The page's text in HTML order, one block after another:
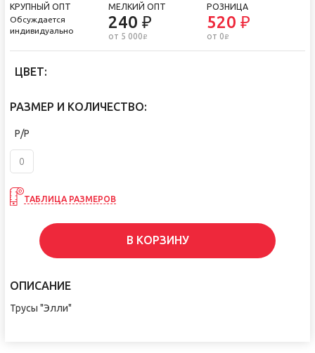
КРУПНЫЙ ОПТ
Обсуждается
индивидуально
МЕЛКИЙ ОПТ
240 ₽
от 5 000 i
РОЗНИЦА
520 ₽
от 0 i
ЦВЕТ:
РАЗМЕР И КОЛИЧЕСТВО:
Р/Р
ТАБЛИЦА РАЗМЕРОВ
В КОРЗИНУ
ОПИСАНИЕ
Трусы "Элли"